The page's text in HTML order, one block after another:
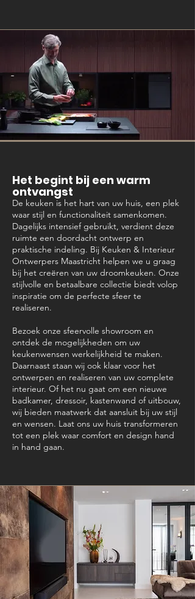
Het begint bij een warm
ontvangst
De keuken is het hart van uw huis, een plek
waar stijl en functionaliteit samenkomen.
Dagelijks intensief gebruikt, verdient deze
ruimte een doordacht ontwerp en
praktische indeling. Bij Keuken & Interieur
Ontwerpers Maastricht helpen we u graag
bij het creëren van uw droomkeuken. Onze
stijlvolle en betaalbare collectie biedt volop
inspiratie om de perfecte sfeer te
realiseren.
Bezoek onze sfeervolle showroom en
ontdek de mogelijkheden om uw
keukenwensen werkelijkheid te maken.
Daarnaast staan wij ook klaar voor het
ontwerpen en realiseren van uw complete
interieur. Of het nu gaat om een nieuwe
badkamer, dressoir, kastenwand of uitbouw,
wij bieden maatwerk dat aansluit bij uw stijl
en wensen. Laat ons uw huis transformeren
tot een plek waar comfort en design hand
in hand gaan.